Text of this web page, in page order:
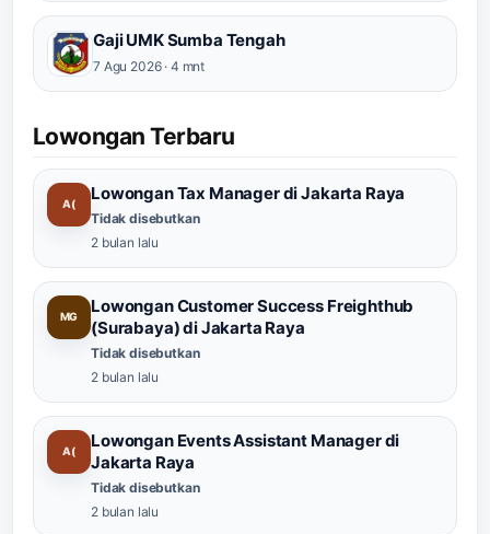
Gaji UMK Sumba Tengah
7 Agu 2026 · 4 mnt
Lowongan Terbaru
A(
Lowongan Tax Manager di Jakarta Raya
Tidak disebutkan
2 bulan lalu
MG
Lowongan Customer Success Freighthub
(Surabaya) di Jakarta Raya
Tidak disebutkan
2 bulan lalu
A(
Lowongan Events Assistant Manager di
Jakarta Raya
Tidak disebutkan
2 bulan lalu